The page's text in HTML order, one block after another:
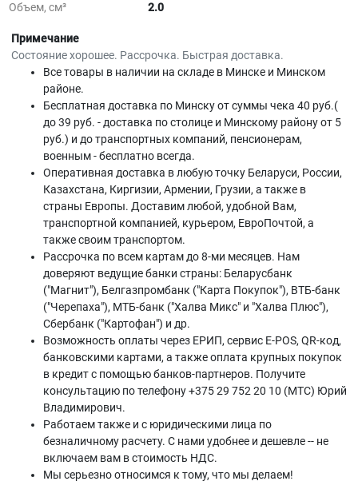
Объем, см³
2.0
Примечание
Состояние хорошее. Рассрочка. Быстрая доставка.
Все товары в наличии на складе в Минскe и Минском
районе.
Бесплатная доставка по Минску от суммы чека 40 руб.(
до 39 руб. - доставка по столице и Минскому району от 5
руб.) и до транспортных компаний, пенсионерам,
военным - бесплатно всегда.
Оперативная доставка в любую точку Беларуси, России,
Казахстана, Киргизии, Армении, Грузии, а также в
страны Европы. Доставим любой, удобной Вам,
транспортной компанией, курьером, ЕвроПочтой, а
также своим транспортом.
Рассрочка по всем картам до 8-ми месяцев. Нам
доверяют ведущие банки страны: Беларусбанк
("Магнит"), Белгазпромбанк ("Карта Покупок"), ВТБ-банк
("Черепаха"), МТБ-банк ("Халва Микс" и "Халва Плюс"),
Сбербанк ("Картофан") и др.
Возможность оплаты через ЕРИП, сервис E-POS, QR-код,
банковскими картами, а также оплата крупных покупок
в кредит с помощью банков-партнеров. Получите
консультацию по телефону +375 29 752 20 10 (МТС) Юрий
Владимирович.
Работаем также и с юридическими лица по
безналичному расчету. С нами удобнее и дешевле -- не
включаем вам в стоимость НДС.
Мы серьезно относимся к тому, что мы делаем!